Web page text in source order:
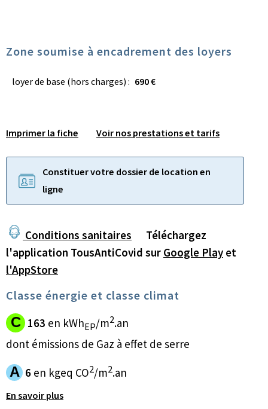
Zone soumise à encadrement des loyers
loyer de base (hors charges) : 690 €
Imprimer la fiche Voir nos prestations et tarifs
Constituer votre dossier de location en
ligne
Conditions sanitaires Téléchargez
l'application TousAntiCovid sur Google Play et
l'AppStore
Classe énergie et classe climat
C 163 en kWhEP/m2.an
dont émissions de Gaz à effet de serre
A 6 en kgeq CO2/m2.an
En savoir plus